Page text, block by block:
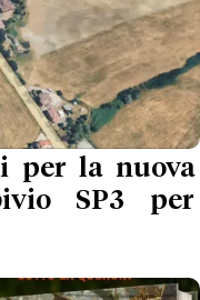
per la nuova
SP3 per